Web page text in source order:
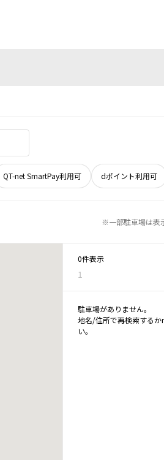
QT-net SmartPay利用可 dポイント利用可
※一部駐車場は表
0件表示
1
駐車場がありません。
地名/住所で再検索する
い。